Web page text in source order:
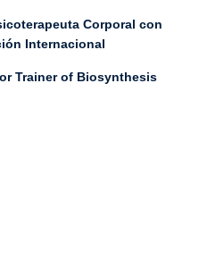
Corporal con
Internacional
Trainer of Biosynthesis